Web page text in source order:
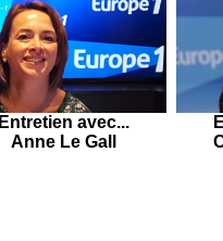
Entretien avec...
Anne Le Gall